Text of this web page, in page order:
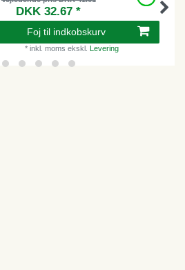
DKK 32.67 *
Foj til indkobskurv
* inkl. moms ekskl. Levering